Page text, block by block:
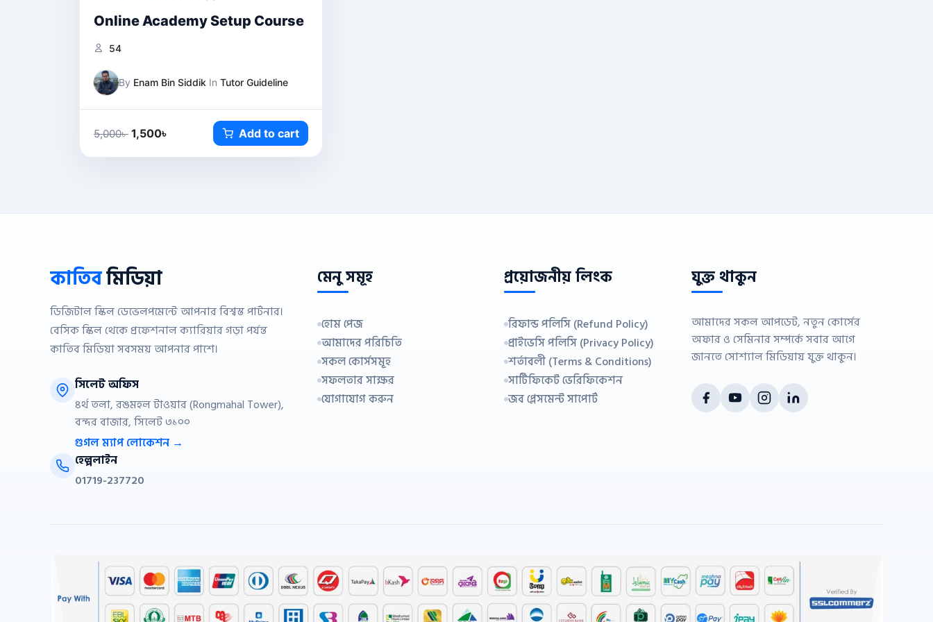
Online Academy Setup Course
54
By Enam Bin Siddik In Tutor Guideline
5,000৳ 1,500৳ Add to cart
কাতিবমিডিয়া
ডিজিটাল স্কিল ডেভেলপমেন্টে আপনার বিশ্বস্ত পার্টনার।
বেসিক স্কিল থেকে প্রফেশনাল ক্যারিয়ার গড়া পর্যন্ত
কাতিব মিডিয়া সবসময় আপনার পাশে।
সিলেট অফিস
৪র্থ তলা, রঙমহল টাওয়ার (Rongmahal Tower),
বন্দর বাজার, সিলেট ৩১০০
গুগল ম্যাপ লোকেশন →
হেল্পলাইন
01719-237720
মেনু সমূহ
হোম পেজ
আমাদের পরিচিতি
সকল কোর্সসমূহ
সফলতার সাক্ষর
যোগাযোগ করুন
প্রয়োজনীয় লিংক
রিফান্ড পলিসি (Refund Policy)
প্রাইভেসি পলিসি (Privacy Policy)
শর্তাবলী (Terms & Conditions)
সার্টিফিকেট ভেরিফিকেশন
জব প্লেসমেন্ট সাপোর্ট
যুক্ত থাকুন
আমাদের সকল আপডেট, নতুন কোর্সের
অফার ও সেমিনার সম্পর্কে সবার আগে
জানতে সোশ্যাল মিডিয়ায় যুক্ত থাকুন।